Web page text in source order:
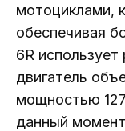
мотоциклами,
обеспечивая
6R
двигатель
мощностью
данный